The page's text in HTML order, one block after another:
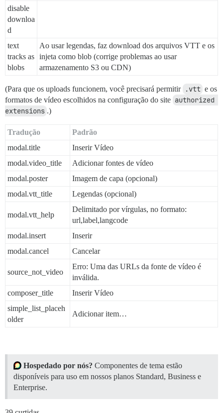
disable
downloa
d
text
tracks as
blobs
Ao usar legendas, faz download dos arquivos VTT e os
injeta como blob (corrige problemas ao usar
armazenamento S3 ou CDN)
(Para que os uploads funcionem, você precisará permitir .vtt e os
formatos de vídeo escolhidos na configuração do site authorized
extensions .)
Tradução
Padrão
modal.title
Inserir Vídeo
modal.video_title
Adicionar fontes de vídeo
modal.poster
Imagem de capa (opcional)
modal.vtt_title
Legendas (opcional)
modal.vtt_help
Delimitado por vírgulas, no formato:
url,label,langcode
modal.insert
Inserir
modal.cancel
Cancelar
source_not_video
Erro: Uma das URLs da fonte de vídeo é
inválida.
composer_title
Inserir Vídeo
simple_list_placeh
older
Adicionar item…
Hospedado por nós? Componentes de tema estão
disponíveis para uso em nossos planos Standard, Business e
Enterprise.